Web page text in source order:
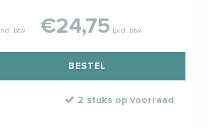
Incl. btw €24,75 Excl. btw
BESTEL
2 stuks op voorraad